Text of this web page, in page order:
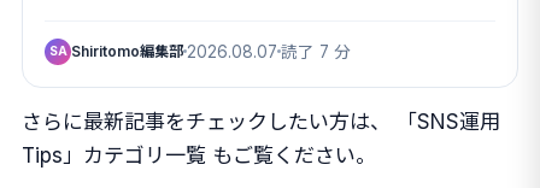
SA Shiritomo編集部 2026.08.07 読了 7 分
さらに最新記事をチェックしたい方は、
「SNS運用
Tips」カテゴリ一覧 もご覧ください。